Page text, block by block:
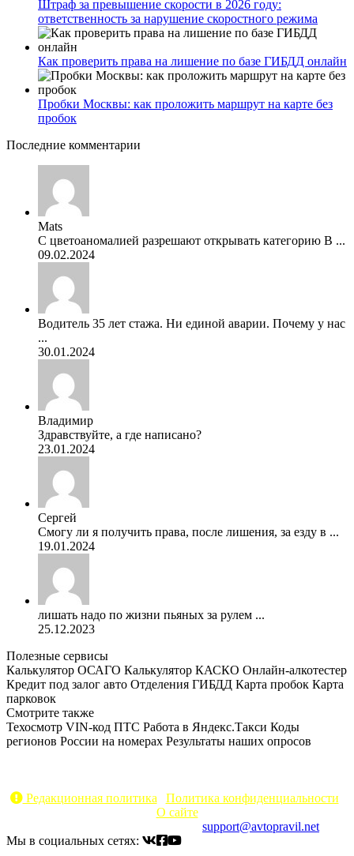
Штраф за превышение скорости в 2026 году:
ответственность за нарушение скоростного режима
Как проверить права на лишение по базе ГИБДД онлайн
Пробки Москвы: как проложить маршрут на карте без
пробок
Последние комментарии
Mats
С цветоаномалией разрешают открывать категорию В ...
09.02.2024
Водитель 35 лет стажа. Ни единой аварии. Почему у нас
...
30.01.2024
Владимир
Здравствуйте, а где написано?
23.01.2024
Сергей
Смогу ли я получить права, после лишения, за езду в ...
19.01.2024
лишать надо по жизни пьяных за рулем ...
25.12.2023
Полезные сервисы
Калькулятор ОСАГО Калькулятор КАСКО Онлайн-алкотестер
Кредит под залог авто Отделения ГИБДД Карта пробок Карта
парковок
Смотрите также
Техосмотр VIN-код ПТС Работа в Яндекс.Такси Коды
регионов России на номерах Результаты наших опросов
Редакционная политика
Политика конфиденциальности
О сайте
support@avtopravil.net
Мы в социальных сетях: